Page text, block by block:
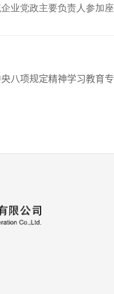
业党政主要负责人参加座
八项规定精神学习教育